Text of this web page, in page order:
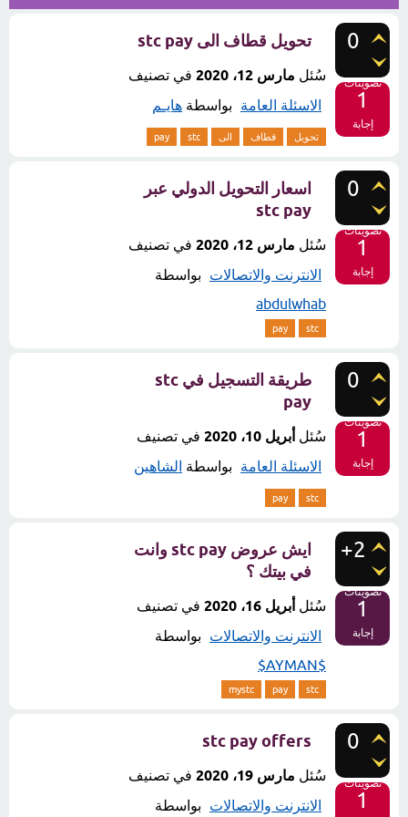
0
تصويتات
1
إجابة
تحويل قطاف الى stc pay
سُئل مارس 12، 2020
في تصنيف
الاسئلة العامة
بواسطة هايـم
تحويل قطاف الى stc
pay
0
تصويتات
1
إجابة
اسعار التحويل الدولي عبر
stc pay
سُئل مارس 12، 2020
في تصنيف
الانترنت والاتصالات
بواسطة
abdulwhab
stc
pay
0
تصويتات
1
إجابة
طريقة التسجيل في stc
pay
سُئل أبريل 10، 2020
في تصنيف
الاسئلة العامة
بواسطة الشاهين
stc
pay
+2
تصويتات
1
إجابة
ايش عروض stc pay وانت
في بيتك ؟
سُئل أبريل 16، 2020
في تصنيف
الانترنت والاتصالات
بواسطة
$AYMAN$
stc
pay
mystc
0
تصويتات
1
stc pay offers
سُئل مارس 19، 2020
في تصنيف
الانترنت والاتصالات
بواسطة